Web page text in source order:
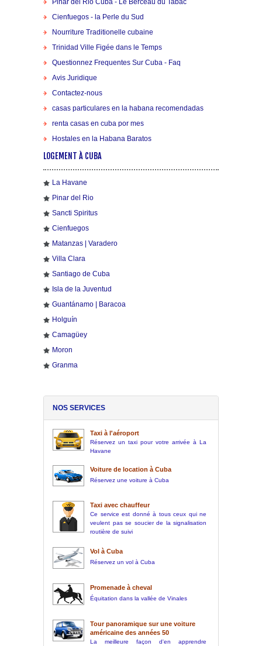
Pinar del Rio Cuba - Le Berceau du Tabac
Cienfuegos - la Perle du Sud
Nourriture Traditionelle cubaine
Trinidad Ville Figée dans le Temps
Questionnez Frequentes Sur Cuba - Faq
Avis Juridique
Contactez-nous
casas particulares en la habana recomendadas
renta casas en cuba por mes
Hostales en la Habana Baratos
LOGEMENT À CUBA
La Havane
Pinar del Rio
Sancti Spiritus
Cienfuegos
Matanzas | Varadero
Villa Clara
Santiago de Cuba
Isla de la Juventud
Guantánamo | Baracoa
Holguín
Camagüey
Moron
Granma
NOS SERVICES
Taxi à l'aéroport
Réservez un taxi pour votre arrivée à La
Havane
Voiture de location à Cuba
Réservez une voiture à Cuba
Taxi avec chauffeur
Ce service est donné à tous ceux qui ne
veulent pas se soucier de la signalisation
routière de suivi
Vol à Cuba
Réservez un vol à Cuba
Promenade à cheval
Équitation dans la vallée de Vinales
Tour panoramique sur une voiture
américaine des années 50
La meilleure façon d'en apprendre